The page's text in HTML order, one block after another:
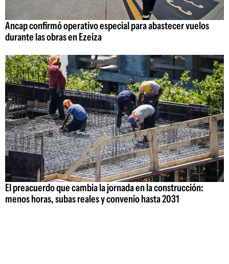
Ancap confirmó operativo especial para abastecer vuelos
durante las obras en Ezeiza
El preacuerdo que cambia la jornada en la construcción:
menos horas, subas reales y convenio hasta 2031